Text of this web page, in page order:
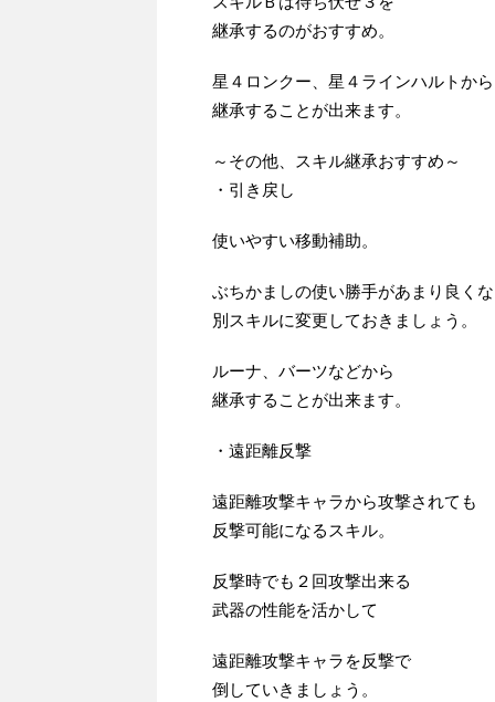
継承するのがおすすめ。
星４ロンクー、星４ラインハルトから
継承することが出来ます。
～その他、スキル継承おすすめ～
・引き戻し
使いやすい移動補助。
ぶちかましの使い勝手があまり良く
別スキルに変更しておきましょう。
ルーナ、バーツなどから
継承することが出来ます。
・遠距離反撃
遠距離攻撃キャラから攻撃されても
反撃可能になるスキル。
反撃時でも２回攻撃出来る
武器の性能を活かして
遠距離攻撃キャラを反撃で
倒していきましょう。